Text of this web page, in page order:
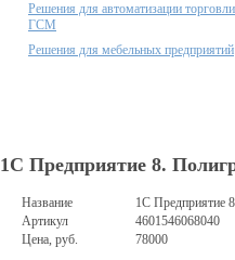
Решения для автоматизации торговли
ГСМ
Решения для мебельных предприятий
1С Предприятие 8.
Название
1С Предприятие
Артикул
4601546068040
Цена, руб.
78000